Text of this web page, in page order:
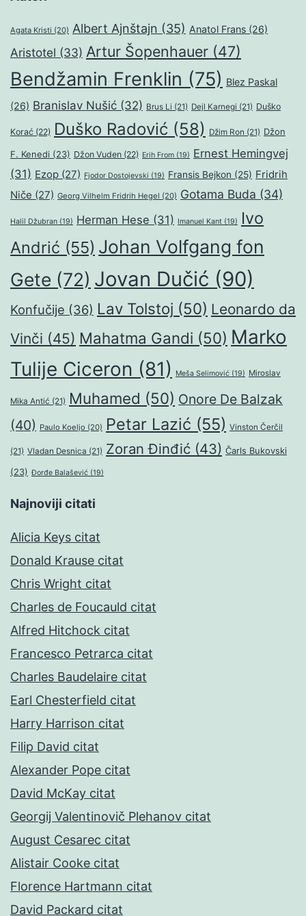
Agata Kristi (20) Albert Ajnštajn (35) Anatol Frans (26)
Aristotel (33) Artur Šopenhauer (47)
Bendžamin Frenklin (75) Blez Paskal
(26) Branislav Nušić (32) Brus Li (21) Dejl Karnegi (21) Duško
Korać (22) Duško Radović (58) Džim Ron (21) Džon
F. Kenedi (23) Džon Vuden (22) Erih From (19) Ernest Hemingvej
(31) Ezop (27) Fjodor Dostojevski (19) Fransis Bejkon (25) Fridrih
Niče (27) Georg Vilhelm Fridrih Hegel (20) Gotama Buda (34)
Halil Džubran (19) Herman Hese (31) Imanuel Kant (19)
Ivo
Andrić (55) Johan Volfgang fon
Gete (72) Jovan Dučić (90)
Konfučije (36) Lav Tolstoj (50) Leonardo da
Vinči (45) Mahatma Gandi (50) Marko
Tulije Ciceron (81) Meša Selimović (19) Miroslav
Mika Antić (21) Muhamed (50) Onore De Balzak
(40) Paulo Koeljo (20) Petar Lazić (55) Vinston Čerčil
(21) Vladan Desnica (21) Zoran Đinđić (43) Čarls Bukovski
(23) Đorđe Balašević (19)
Najnoviji citati
Alicia Keys citat
Donald Krause citat
Chris Wright citat
Charles de Foucauld citat
Alfred Hitchock citat
Francesco Petrarca citat
Charles Baudelaire citat
Earl Chesterfield citat
Harry Harrison citat
Filip David citat
Alexander Pope citat
David McKay citat
Georgij Valentinovič Plehanov citat
August Cesarec citat
Alistair Cooke citat
Florence Hartmann citat
David Packard citat